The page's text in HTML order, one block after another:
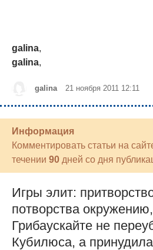
galina,
galina,
galina 21 ноября 2011 12:11
Информация
Комментировать статьи на
течении 90 дней со дня
Игры элит:
потворства
Грибаускайте не
Кубилюса, а